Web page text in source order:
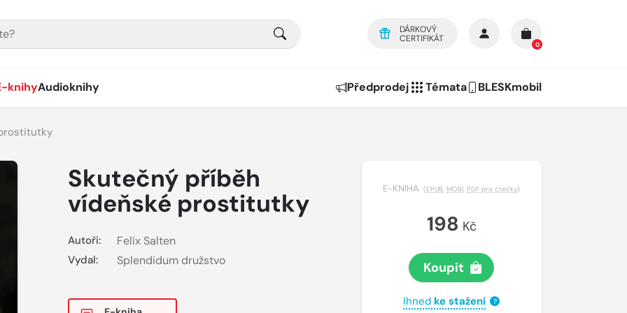
DÁRKOVÝ
CERTIFIKÁT
0
knihyAudioknihy Předprodej Témata BLESKmobil
Skutečný příběh
vídeňské prostitutky
Autoři: Felix Salten
Vydal: Splendidum družstvo
E-KNIHA (EPUB, MOBI, PDF pro čtečky)
198 Kč
Koupit
Ihned ke stažení ?